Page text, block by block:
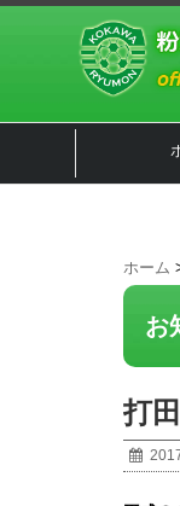
ホーム
お
打